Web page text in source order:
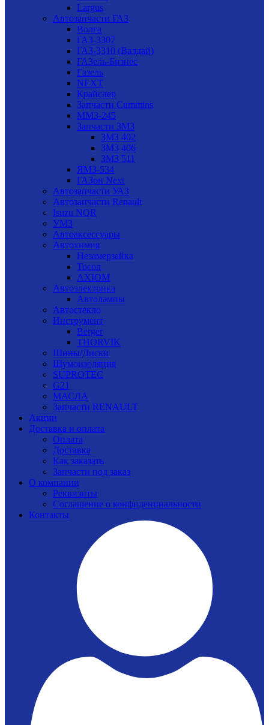
Largus
Автозапчасти ГАЗ
Волга
ГАЗ-3307
ГАЗ-3310 (Валдай)
ГАЗель-Бизнес
Газель
NEXT
Крайслер
Запчасти Cummins
ММЗ-245
Запчасти ЗМЗ
ЗМЗ 402
ЗМЗ 406
ЗМЗ 511
ЯМЗ-534
ГАЗон Next
Автозапчасти УАЗ
Автозапчасти Renault
Isuzu NQR
УМЗ
Автоаксессуары
Автохимия
Незамерзайка
Тосол
AXIOM
Автоэлектрика
Автолампы
Автостекло
Инструмент
Berger
THORVIK
Шины/Диски
Шумоизоляция
SUPROTEC
G21
МАСЛА
Запчасти RENAULT
Акции
Доставка и оплата
Оплата
Доставка
Как заказать
Запчасти под заказ
О компании
Реквизиты
Соглашение о конфиденциальности
Контакты